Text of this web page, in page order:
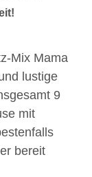
Mix Mama
lustige
9
mit
bereit